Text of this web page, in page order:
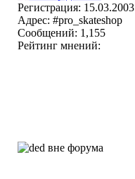
Регистрация: 15.03.2003
Адрес: #pro_skateshop
Сообщений: 1,155
Рейтинг мнений: